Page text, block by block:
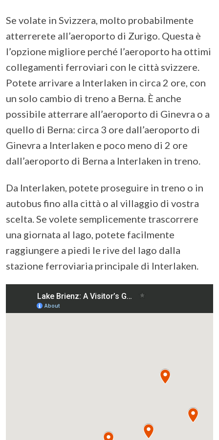
Se volate in Svizzera, molto probabilmente
atterrerete all’aeroporto di Zurigo. Questa è
l’opzione migliore perché l’aeroporto ha ottimi
collegamenti ferroviari con le città svizzere.
Potete arrivare a Interlaken in circa 2 ore, con
un solo cambio di treno a Berna. È anche
possibile atterrare all’aeroporto di Ginevra o a
quello di Berna: circa 3 ore dall’aeroporto di
Ginevra a Interlaken e poco meno di 2 ore
dall’aeroporto di Berna a Interlaken in treno.
Da Interlaken, potete proseguire in treno o in
autobus fino alla città o al villaggio di vostra
scelta. Se volete semplicemente trascorrere
una giornata al lago, potete facilmente
raggiungere a piedi le rive del lago dalla
stazione ferroviaria principale di Interlaken.